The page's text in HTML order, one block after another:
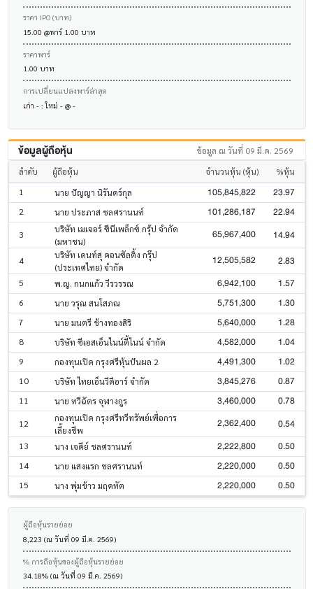
ราคา IPO (บาท)
15.00 @พาร์ 1.00 บาท
ราคาพาร์
1.00 บาท
การเปลี่ยนแปลงพาร์ล่าสุด
เก่า - : ใหม่ - @ -
ข้อมูลผู้ถือหุ้น ข้อมูล ณ วันที่ 09 มี.ค. 2569
ลำดับ ผู้ถือหุ้น จำนวนหุ้น (หุ้น) %หุ้น
1 นาย ปัญญา นิรันดร์กุล 105,845,822 23.97
2 นาย ประภาส ชลศรานนท์ 101,286,187 22.94
3
บริษัท เมเจอร์ ซีนีเพล็กซ์ กรุ้ป จำกัด
(มหาชน)
65,967,400 14.94
4
บริษัท เดนท์สุ คอนซัลติ้ง กรุ๊ป
(ประเทศไทย) จำกัด
12,505,582 2.83
5 พ.ญ. กนกแก้ว วีรวรรณ 6,942,100 1.57
6 นาย วรุณ สนโสภณ 5,751,300 1.30
7 นาย มนตรี ช้างทองสิริ 5,640,000 1.28
8 บริษัท ซีเอสเอ็นไนน์ตี้ไนน์ จำกัด 4,582,000 1.04
9 กองทุนเปิด กรุงศรีหุ้นปันผล 2 4,491,300 1.02
10 บริษัท ไทยเอ็นวีดีอาร์ จำกัด 3,845,276 0.87
11 นาย ทวีฉัตร จุฬางกูร 3,460,000 0.78
12
กองทุนเปิด กรุงศรีทวีทรัพย์เพื่อการ
เลี้ยงชีพ
2,362,400 0.54
13 นาง เจดีย์ ชลศรานนท์ 2,222,800 0.50
14 นาย แสงแรก ชลศรานนท์ 2,220,000 0.50
15 นาง พุ่มข้าว มฤคทัต 2,220,000 0.50
ผู้ถือหุ้นรายย่อย
8,223 (ณ วันที่ 09 มี.ค. 2569)
% การถือหุ้นของผู้ถือหุ้นรายย่อย
34.18% (ณ วันที่ 09 มี.ค. 2569)